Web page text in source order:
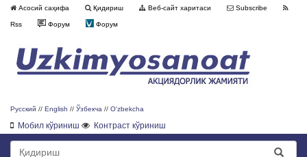
Асосий саҳифа Қидириш Веб-сайт харитаси Subscribe
Rss Форум Форум
Русский // English // Ўзбекча // O'zbekcha
Мобил кўриниш Контраст кўриниш